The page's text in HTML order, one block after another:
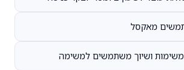
מאקסל
משימות ושיוך משתמשים למשימה